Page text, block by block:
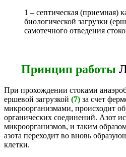
1 – септическая (приемная)
биологической загрузки
самотечного отведения
Принцип работы
При прохождении стоками
ершевой загрузкой (7) за счет
микроорганизмами, происходит
органических соединений. Азот
микроорганизмов, и таким
азота переходит во вновь
клетки.